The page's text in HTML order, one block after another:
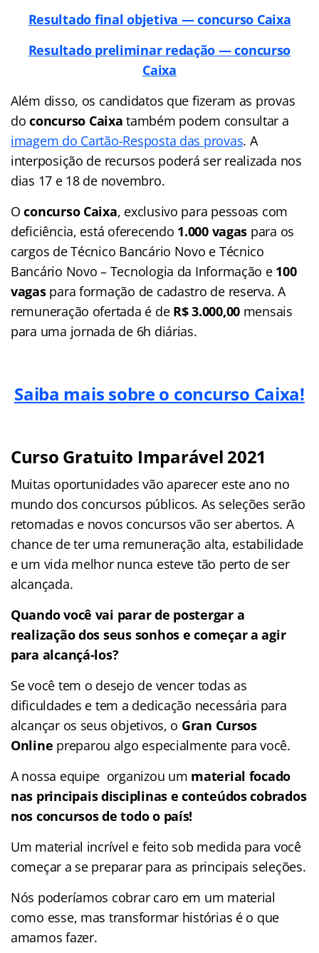
Resultado final objetiva — concurso Caixa
Resultado preliminar redação — concurso
Caixa
Além disso, os candidatos que fizeram as provas
doconcurso Caixa também podem consultar a
imagem do Cartão-Resposta das provas. A
interposição de recursos poderá ser realizada nos
dias 17 e 18 de novembro.
Oconcurso Caixa, exclusivo para pessoas com
deficiência, está oferecendo 1.000 vagas para os
cargos de Técnico Bancário Novo e Técnico
Bancário Novo – Tecnologia da Informação e 100
vagaspara formação de cadastro de reserva. A
remuneração ofertada é de R$ 3.000,00 mensais
para uma jornada de 6h diárias.
Saiba mais sobre o concurso Caixa!
Curso Gratuito Imparável 2021
Muitas oportunidades vão aparecer este ano no
mundo dos concursos públicos. As seleções serão
retomadas e novos concursos vão ser abertos. A
chance de ter uma remuneração alta, estabilidade
e um vida melhor nunca esteve tão perto de ser
alcançada.
Quando você vai parar de postergar a
realização dos seus sonhos e começar a agir
para alcançá-los?
Se você tem o desejo de vencer todas as
dificuldades e tem a dedicação necessária para
alcançar os seus objetivos, o Gran Cursos
Online preparou algo especialmente para você.
A nossa equipe organizou um material focado
nas principais disciplinas e conteúdos cobrados
nos concursos de todo o país!
Um material incrível e feito sob medida para você
começar a se preparar para as principais seleções.
Nós poderíamos cobrar caro em um material
como esse, mas transformar histórias é o que
amamos fazer.